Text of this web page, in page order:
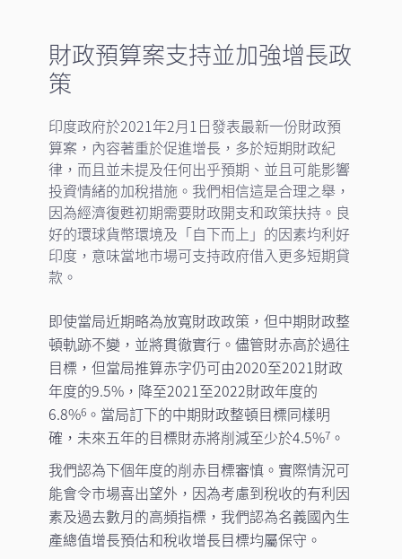
財政預算案支持並加強增長政
策
印度政府於2021年2月1日發表最新一份財政預
算案，內容著重於促進增長，多於短期財政紀
律，而且並未提及任何出乎預期、並且可能影響
投資情緒的加稅措施。我們相信這是合理之舉，
因為經濟復甦初期需要財政開支和政策扶持。良
好的環球貨幣環境及「自下而上」的因素均利好
印度，意味當地市場可支持政府借入更多短期貸
款。
即使當局近期略為放寬財政政策，但中期財政整
頓軌跡不變，並將貫徹實行。儘管財赤高於過往
目標，但當局推算赤字仍可由2020至2021財政
年度的9.5%，降至2021至2022財政年度的
6.8%6。當局訂下的中期財政整頓目標同樣明
確，未來五年的目標財赤將削減至少於4.5%7。
我們認為下個年度的削赤目標審慎。實際情況可
能會令市場喜出望外，因為考慮到稅收的有利因
素及過去數月的高頻指標，我們認為名義國內生
產總值增長預估和稅收增長目標均屬保守。